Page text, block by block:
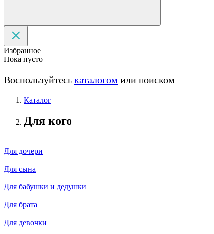
Избранное
Пока пусто
Воспользуйтесь каталогом или поиском
Каталог
Для кого
Для дочери
Для сына
Для бабушки и дедушки
Для брата
Для девочки